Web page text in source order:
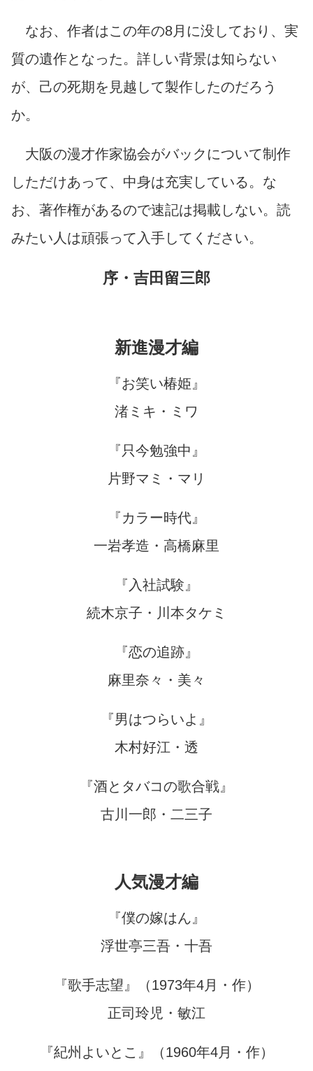
なお、作者はこの年の8月に没しており、実
質の遺作となった。詳しい背景は知らない
が、己の死期を見越して製作したのだろう
か。
大阪の漫才作家協会がバックについて制作
しただけあって、中身は充実している。な
お、著作権があるので速記は掲載しない。読
みたい人は頑張って入手してください。
序・吉田留三郎
新進漫才編
『お笑い椿姫』
渚ミキ・ミワ
『只今勉強中』
片野マミ・マリ
『カラー時代』
一岩孝造・高橋麻里
『入社試験』
続木京子・川本タケミ
『恋の追跡』
麻里奈々・美々
『男はつらいよ』
木村好江・透
『酒とタバコの歌合戦』
古川一郎・二三子
人気漫才編
『僕の嫁はん』
浮世亭三吾・十吾
『歌手志望』（1973年4月・作）
正司玲児・敏江
『紀州よいとこ』（1960年4月・作）